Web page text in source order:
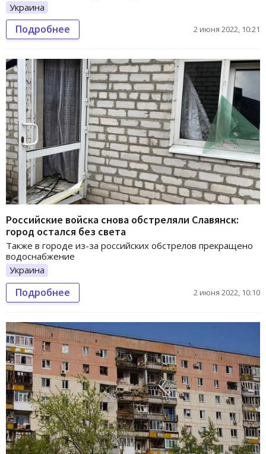
Украина
Подробнее 2 июня 2022, 10:21
Российские войска снова обстреляли Славянск:
город остался без света
Также в городе из-за российских обстрелов прекращено
водоснабжение
Украина
Подробнее 2 июня 2022, 10:10